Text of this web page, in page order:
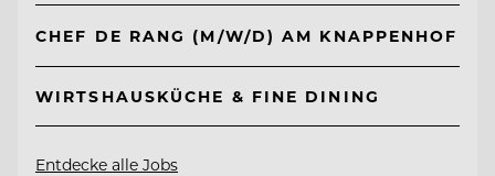
CHEF DE RANG (M/W/D) AM KNAPPENHOF
WIRTSHAUSKÜCHE & FINE DINING
Entdecke alle Jobs